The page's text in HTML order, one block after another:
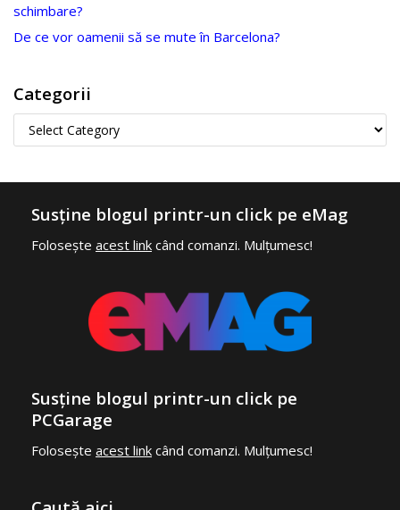
schimbare?
De ce vor oamenii să se mute în Barcelona?
Categorii
Susține blogul printr-un click pe eMag
Folosește acest link când comanzi. Mulțumesc!
Susține blogul printr-un click pe
PCGarage
Folosește acest link când comanzi. Mulțumesc!